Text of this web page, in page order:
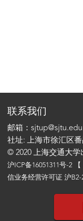
联系我们
邮箱：
社址: 上海市徐汇区番
© 2020 上海交通大学
沪ICP备16051311号-2
信业务经营许可证 沪B2-